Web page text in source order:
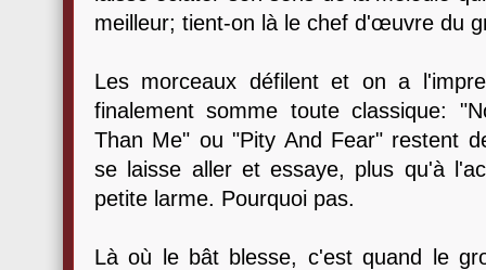
meilleur; tient-on là le chef d'œuvre du
Les morceaux défilent et on a
finalement somme toute classique:
Than Me" ou "Pity And Fear" restent
se laisse aller et essaye, plus qu'à
petite larme. Pourquoi pas.
Là où le bât blesse, c'est quand le